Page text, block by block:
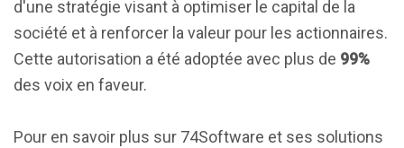
d'une stratégie visant à optimiser le capital de la
société et à renforcer la valeur pour les actionnaires.
Cette autorisation a été adoptée avec plus de 99%
des voix en faveur.
Pour en savoir plus sur 74Software et ses solutions